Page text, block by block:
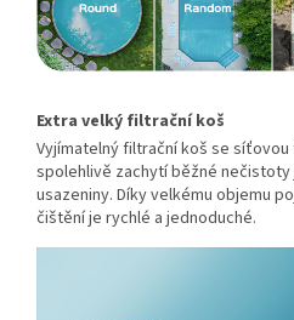
Extra velký filtrační koš
Vyjímatelný filtrační koš se
spolehlivě zachytí běžné
usazeniny. Díky velkému objemu
čištění je rychlé a jednoduché.